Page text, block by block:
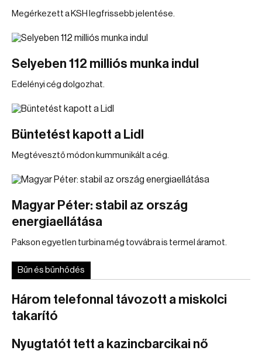
Megérkezett a KSH legfrissebb jelentése.
Selyeben 112 milliós munka indul
Edelényi cég dolgozhat.
Büntetést kapott a Lidl
Megtévesztő módon kummunikált a cég.
Magyar Péter: stabil az ország
energiaellátása
Pakson egyetlen turbina még tovvábra is termel áramot.
Bűn és bűnhődés
Három telefonnal távozott a miskolci
takarító
Nyugtatót tett a kazincbarcikai nő